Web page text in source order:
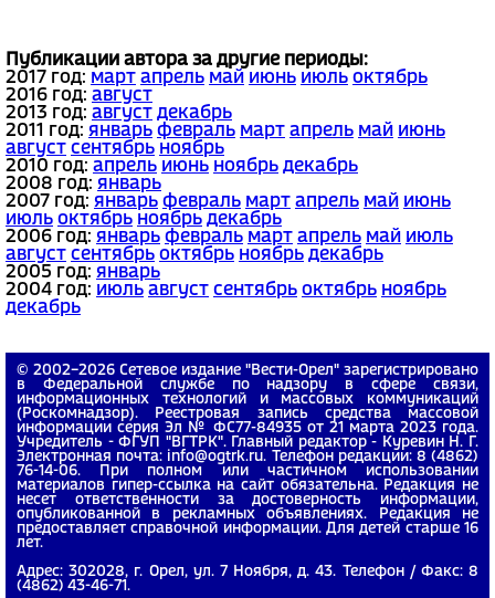
Публикации автора за другие периоды:
2017 год: март апрель май июнь июль октябрь
2016 год: август
2013 год: август декабрь
2011 год: январь февраль март апрель май июнь
август сентябрь ноябрь
2010 год: апрель июнь ноябрь декабрь
2008 год: январь
2007 год: январь февраль март апрель май июнь
июль октябрь ноябрь декабрь
2006 год: январь февраль март апрель май июль
август сентябрь октябрь ноябрь декабрь
2005 год: январь
2004 год: июль август сентябрь октябрь ноябрь
декабрь
© 2002−2026 Сетевое издание "Вести-Орел" зарегистрировано
в Федеральной службе по надзору в сфере связи,
информационных технологий и массовых коммуникаций
(Роскомнадзор). Реестровая запись средства массовой
информации серия Эл № ФС77-84935 от 21 марта 2023 года.
Учредитель - ФГУП "ВГТРК". Главный редактор - Куревин Н. Г.
Электронная почта: info@ogtrk.ru. Телефон редакции: 8 (4862)
76-14-06. При полном или частичном использовании
материалов гипер-ссылка на сайт обязательна. Редакция не
несет ответственности за достоверность информации,
опубликованной в рекламных объявлениях. Редакция не
предоставляет справочной информации. Для детей старше 16
лет.
Адрес: 302028, г. Орел, ул. 7 Ноября, д. 43. Телефон / Факс: 8
(4862) 43-46-71.